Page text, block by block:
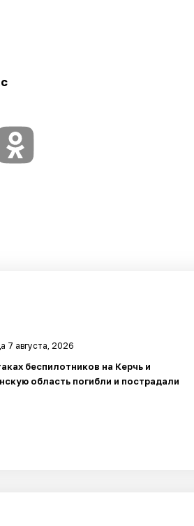
7 августа, 2026
беспилотников на Керчь и
область погибли и пострадали